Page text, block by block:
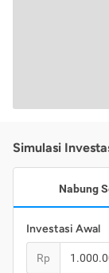
Simulasi
Nabung
Investasi Awal
Rp